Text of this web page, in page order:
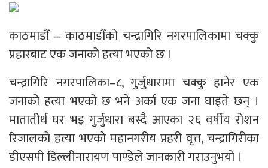
काठमाडौँ – काठमाडौँको चन्द्रागिरि नगरपालिकामा चक्कु
प्रहारबाट एक जनाको हत्या भएको छ ।
चन्द्रागिरि नगरपालिका–८, गुर्जुधारामा चक्कु हानेर एक
जनाको हत्या भएको छ भने अर्का एक जना घाइते छन् ।
मातातीर्थ घर भइ गुर्जुधारा बस्दै आएका २६ वर्षीय रोशन
रिजालको हत्या भएको महानगरीय प्रहरी वृत्त, चन्द्रागिरीका
डीएसपी डिल्लीनारायण पाण्डेले जानकारी गराउनुभयो ।